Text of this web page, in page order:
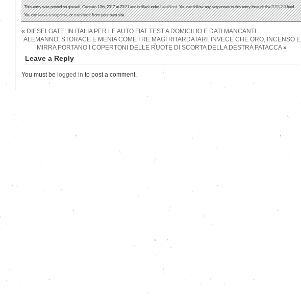
This entry was posted on giovedì, Gennaio 12th, 2017 at 23:21 and is filed underLegaNord. You can follow any responses to this entry through theRSS 2.0feed.
You canleave a response, ortrackbackfrom your own site.
« DIESELGATE: IN ITALIA PER LE AUTO FIAT TEST A DOMICILIO E DATI MANCANTI
ALEMANNO, STORACE E MENIA COME I RE MAGI RITARDATARI: INVECE CHE ORO, INCENSO E
MIRRA PORTANO I COPERTONI DELLE RUOTE DI SCORTA DELLA DESTRA PATACCA»
Leave a Reply
You must be logged in to post a comment.